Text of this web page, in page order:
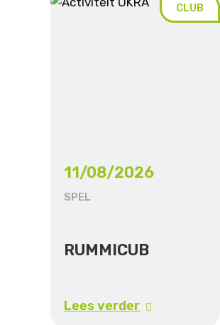
CLUB
11/08/2026
SPEL
RUMMICUB
Lees verder